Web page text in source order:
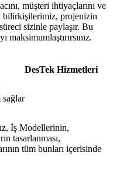
müşteri ihtiyaçlarını ve
bilirkişilerimiz, projenizin
sizinle paylaşır. Bu
maksimumlaştırırsınız.
DesTek Hizmetleri
İş Modellerinin,
tasarlanması,
tüm bunları içerisinde